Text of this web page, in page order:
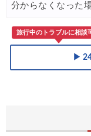
分からなくなった
旅行中のトラブルに相談
▶